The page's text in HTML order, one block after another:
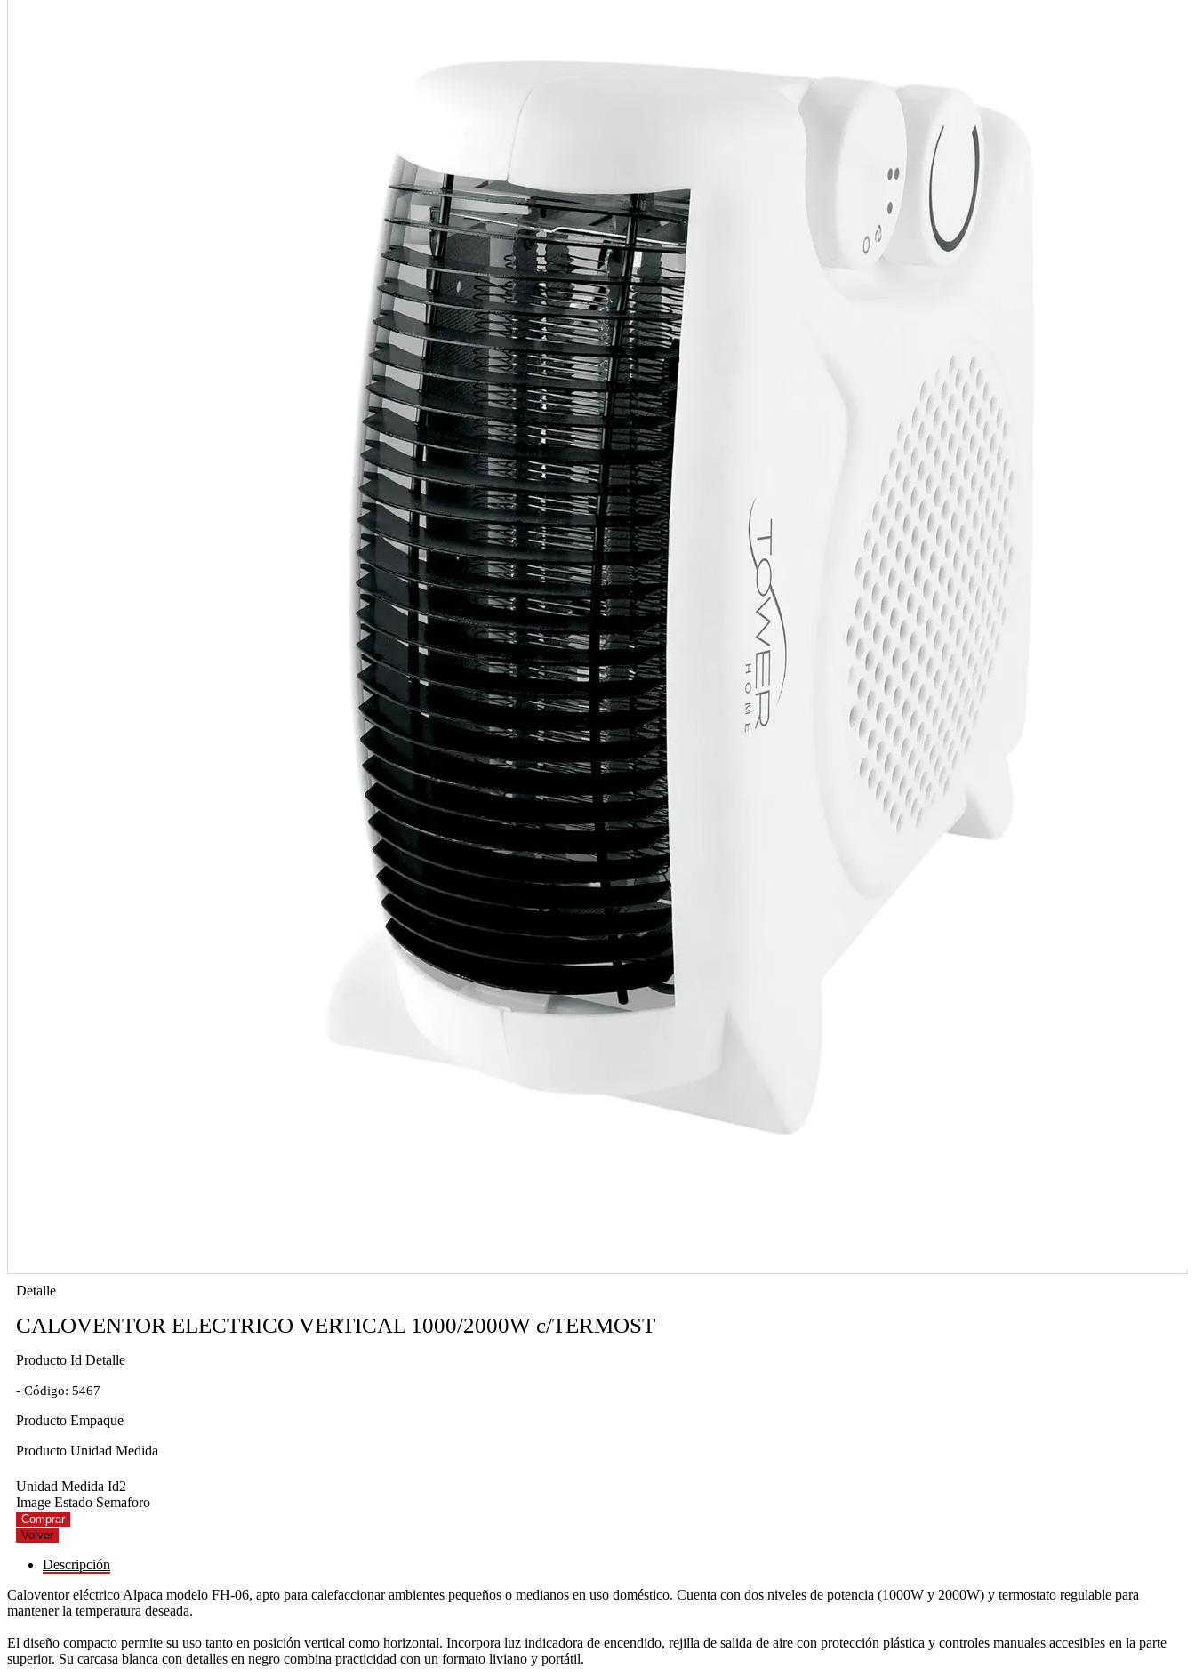
Detalle
CALOVENTOR ELECTRICO VERTICAL 1000/2000W c/TERMOST
Producto Id Detalle
- Código: 5467
Producto Empaque
Producto Unidad Medida
Unidad Medida Id2
Image Estado Semaforo
Descripción
Caloventor eléctrico Alpaca modelo FH-06, apto para calefaccionar ambientes pequeños o medianos en uso doméstico. Cuenta con dos niveles de potencia (1000W y 2000W) y termostato regulable para
mantener la temperatura deseada.
El diseño compacto permite su uso tanto en posición vertical como horizontal. Incorpora luz indicadora de encendido, rejilla de salida de aire con protección plástica y controles manuales accesibles en la parte
superior. Su carcasa blanca con detalles en negro combina practicidad con un formato liviano y portátil.